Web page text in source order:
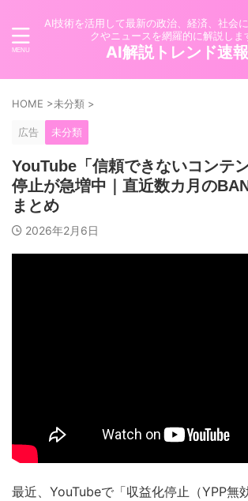
AI技術を活用して最新の政治、経済、社会
クやニュースを網羅的に解説しま
AI解説トレンド速報
HOME >未分類 >
広告 未分類
YouTube「信頼できないコンテ
停止が急増中｜直近数カ月の
まとめ
2026年2月6日
最近、YouTubeで「収益化停止（YPP無